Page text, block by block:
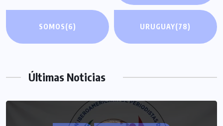
SOMOS(6) URUGUAY(78)
Últimas Noticias